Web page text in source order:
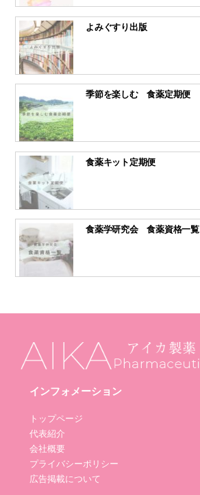
よみぐすり出版
季節を楽しむ 食薬定期便
食薬キット定期便
食薬学研究会 食薬資格一覧
インフォメーション
トップページ
代表紹介
会社概要
プライバシーポリシー
広告掲載について